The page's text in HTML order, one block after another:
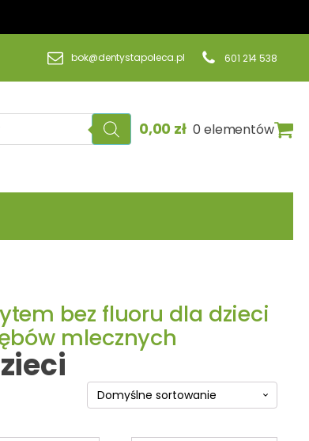
bok@dentystapoleca.pl 601 214 538
0,00 zł 0 elementów
bez fluoru dla dzieci
mlecznych